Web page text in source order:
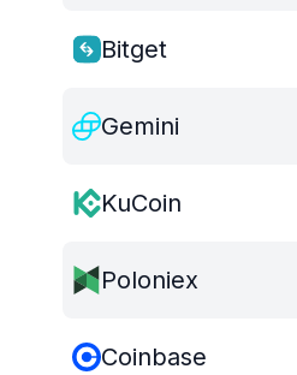
Bitget
Gemini
KuCoin
Poloniex
Coinbase